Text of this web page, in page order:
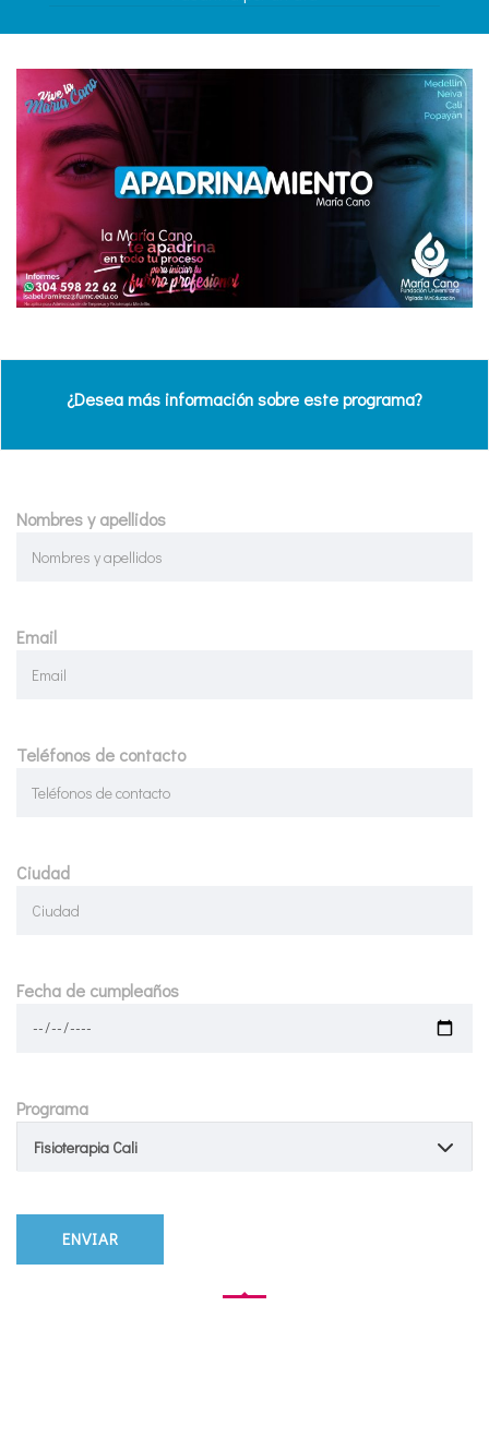
¿Desea más información sobre este programa?
Nombres y apellidos
Email
Teléfonos de contacto
Ciudad
Fecha de cumpleaños
Programa
Fisioterapia Cali